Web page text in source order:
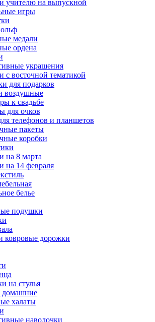
учителю на выпускной
игры
медали
ордена
украшения
с восточной тематикой
для подарков
воздушные
к свадьбе
для очков
телефонов и планшетов
пакеты
коробки
на 8 марта
на 14 февраля
белье
подушки
ковровые дорожки
на стулья
домашние
халаты
наволочки